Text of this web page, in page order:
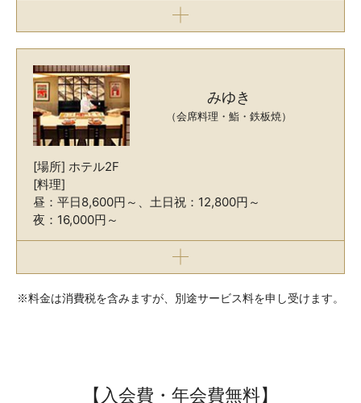
みゆき
（会席料理・鮨・鉄板焼）
[場所] ホテル2F
[料理]
昼：平日8,600円～、土日祝：12,800円～
夜：16,000円～
※料金は消費税を含みますが、別途サービス料を申し受けます。
【入会費・年会費無料】